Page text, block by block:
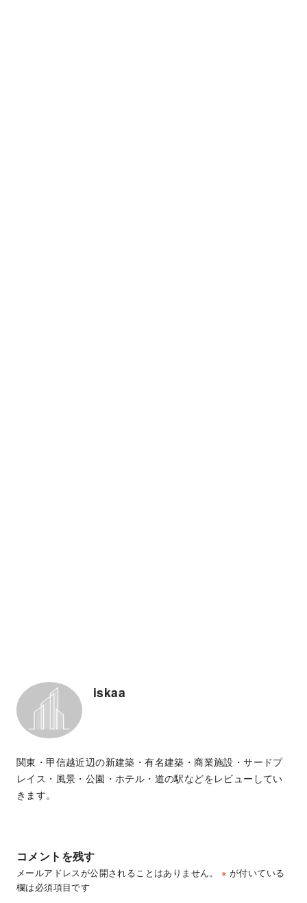
iskaa
関東・甲信越近辺の新建築・有名建築・商業施設・サードプ
レイス・風景・公園・ホテル・道の駅などをレビューしてい
きます。
コメントを残す
メールアドレスが公開されることはありません。 ※ が付いている
欄は必須項目です